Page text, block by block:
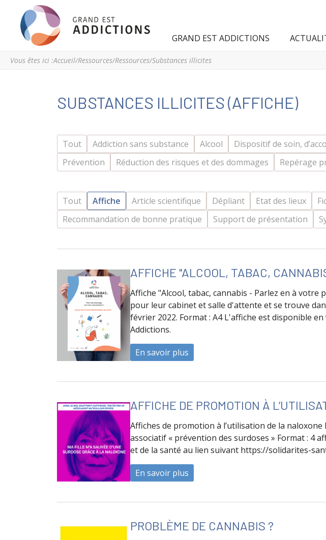
Est
Addictions
régional
de
Grand
Est
GRAND EST ADDICTIONS
Vous êtes ici :Accueil/Ressources/Ressources/Substances illicites
SUBSTANCES ILLICITES (AFFICHE)
Tout Addiction sans substance Alcool Dispositif de soin,
Prévention
Réduction des risques et des dommages Repérage
Tout Affiche Article scientifique Dépliant Etat des lieux
Recommandation de bonne pratique
Support de présentation
AFFICHE "ALCOOL, TABAC,
Affiche "Alcool, tabac, cannabis - Parlez en à
pour leur cabinet et salle d'attente et se trouve
février 2022. Format : A4 L'affiche est disponible
Addictions.
En savoir plus
AFFICHE DE PROMOTION À
Affiches de promotion à l’utilisation de la
associatif « prévention des surdoses » Format : 4
et de la santé au lien suivant https://solidarites-
En savoir plus
PROBLÈME DE CANNABIS ?